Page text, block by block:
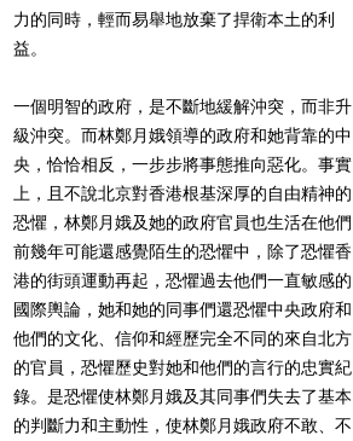
力的同時，輕而易舉地放棄了捍衛本土的利
益。
一個明智的政府，是不斷地緩解沖突，而非升
級沖突。而林鄭月娥領導的政府和她背靠的中
央，恰恰相反，一步步將事態推向惡化。事實
上，且不說北京對香港根基深厚的自由精神的
恐懼，林鄭月娥及她的政府官員也生活在他們
前幾年可能還感覺陌生的恐懼中，除了恐懼香
港的街頭運動再起，恐懼過去他們一直敏感的
國際輿論，她和她的同事們還恐懼中央政府和
他們的文化、信仰和經歷完全不同的來自北方
的官員，恐懼歷史對她和他們的言行的忠實紀
錄。是恐懼使林鄭月娥及其同事們失去了基本
的判斷力和主動性，使林鄭月娥政府不敢、不